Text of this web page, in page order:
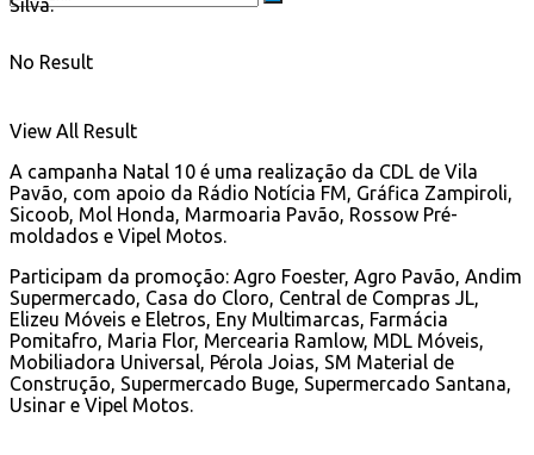
No Result
View All Result
Silva.
A campanha Natal 10 é uma realização da CDL de Vila
Pavão, com apoio da Rádio Notícia FM, Gráfica Zampiroli,
Sicoob, Mol Honda, Marmoaria Pavão, Rossow Pré-
moldados e Vipel Motos.
Participam da promoção: Agro Foester, Agro Pavão, Andim
Supermercado, Casa do Cloro, Central de Compras JL,
Elizeu Móveis e Eletros, Eny Multimarcas, Farmácia
Pomitafro, Maria Flor, Mercearia Ramlow, MDL Móveis,
Mobiliadora Universal, Pérola Joias, SM Material de
Construção, Supermercado Buge, Supermercado Santana,
Usinar e Vipel Motos.